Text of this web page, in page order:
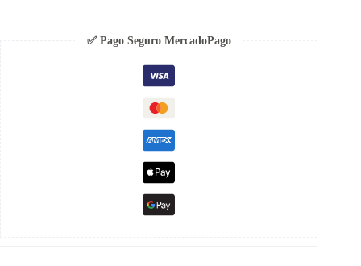
✅ Pago Seguro MercadoPago